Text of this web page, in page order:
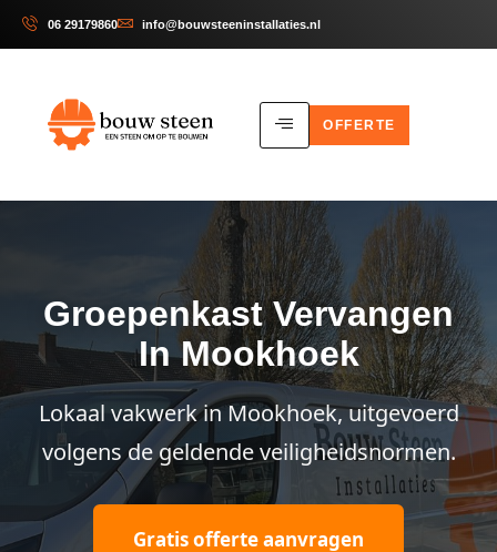
06 29179860 info@bouwsteeninstallaties.nl
OFFERTE
Groepenkast Vervangen
In Mookhoek
Lokaal vakwerk in Mookhoek, uitgevoerd
volgens de geldende veiligheidsnormen.
Gratis offerte aanvragen